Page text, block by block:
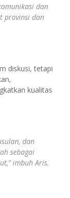
dan
provinsi dan
diskusi, tetapi
kualitas
dan
sebagai
imbuh Aris.